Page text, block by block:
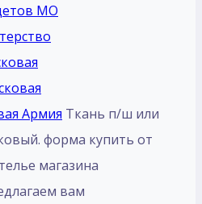
МО
Армия Ткань п/ш или
форма купить от
магазина
вам